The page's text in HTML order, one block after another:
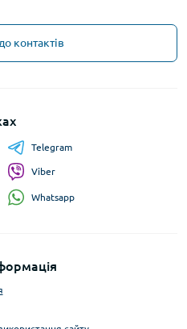
контактів
Telegram
Viber
Whatsapp